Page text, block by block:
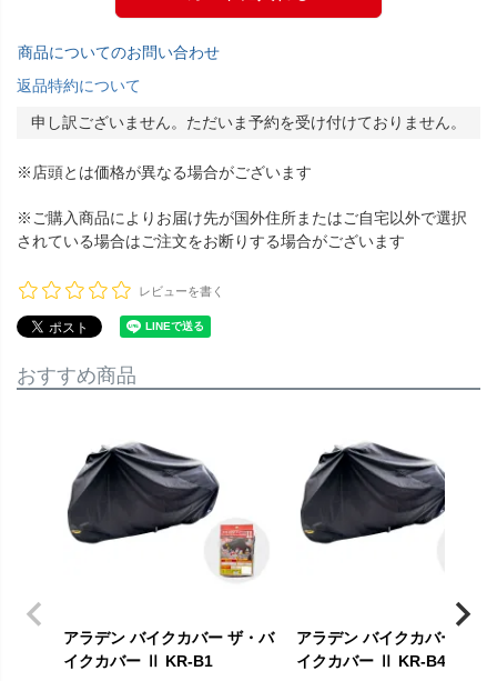
商品についてのお問い合わせ
返品特約について
申し訳ございません。ただいま予約を受け付けておりません。
※店頭とは価格が異なる場合がございます
※ご購入商品によりお届け先が国外住所またはご自宅以外で選択
されている場合はご注文をお断りする場合がございます
レビューを書く
おすすめ商品
アラデン バイクカバー ザ・バ
イクカバー Ⅱ KR-B1
アラデン バイクカバー ザ・
イクカバー Ⅱ KR-B4